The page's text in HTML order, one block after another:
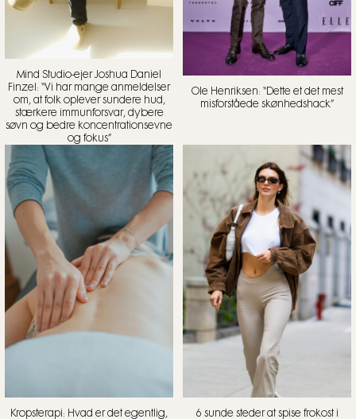
Mind Studio-ejer Joshua Daniel
Finzel: “Vi har mange anmeldelser
om, at folk oplever sundere hud,
stærkere immunforsvar, dybere
søvn og bedre koncentrationsevne
og fokus”
Ole Henriksen: “Dette et det mest
misforståede skønhedshack”
Kropsterapi: Hvad er det egentlig,
6 sunde steder at spise frokost i